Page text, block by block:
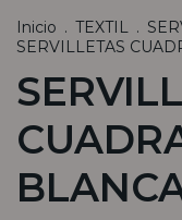
Inicio . TEXTIL .
SERVILLETAS